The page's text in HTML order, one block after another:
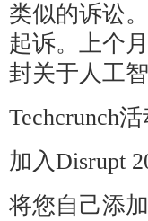
类似的诉讼
起诉。上个
封关于人工
Techcrunch活
加入Disrupt
将您自己添